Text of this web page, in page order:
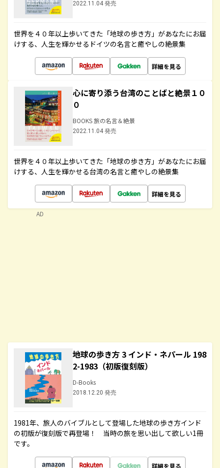
2022.11.04 発売
世界を４０年以上歩いてきた「地球の歩き方」があなたにお届
けする、人生を輝かせるドイツの名言と癒やしの絶景集
詳細を見る
心に寄り添う台湾のことばと絶景１０
０
BOOKS 旅の名言＆絶景
2022.11.04 発売
世界を４０年以上歩いてきた「地球の歩き方」があなたにお届
けする、人生を輝かせる台湾の名言と癒やしの絶景集
詳細を見る
地球の歩き方 3 インド・ネパール 198
2-1983（初版復刻版）
D-Books
2018.12.20 発売
1981年、旅人のバイブルとして登場した地球の歩き方インド
の初版が復刻版で再登場！ 当時の旅を思い出して欲しい1冊
です。
詳細を見る
AD